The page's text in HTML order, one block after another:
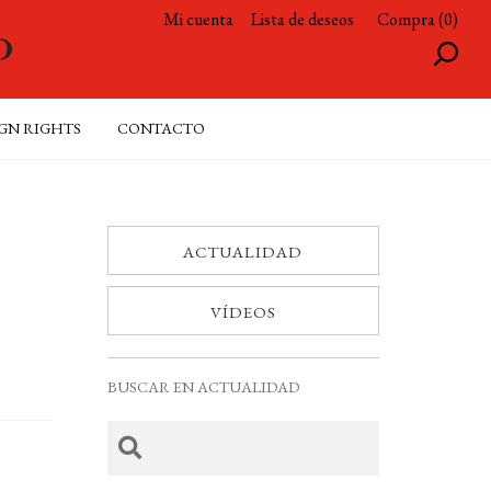
Mi cuenta Lista de deseos Compra (0)
RIGHTS CONTACTO
ACTUALIDAD
VÍDEOS
BUSCAR EN ACTUALIDAD